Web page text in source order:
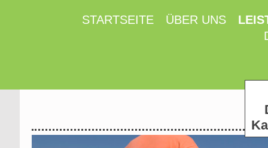
STARTSEITE ÜBER UNS